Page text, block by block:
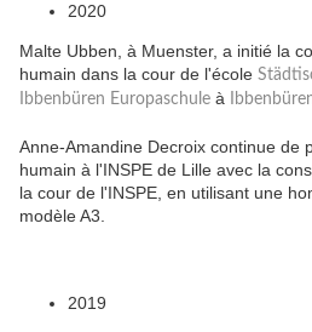
2020
Malte Ubben, à Muenster, a initié la
humain dans la cour de l'école
Ibbenbüren Europaschule à
Anne-Amandine Decroix continue de
humain à l'INSPE de Lille avec la
la cour de l'INSPE, en utilisant une
modèle A3.
2019